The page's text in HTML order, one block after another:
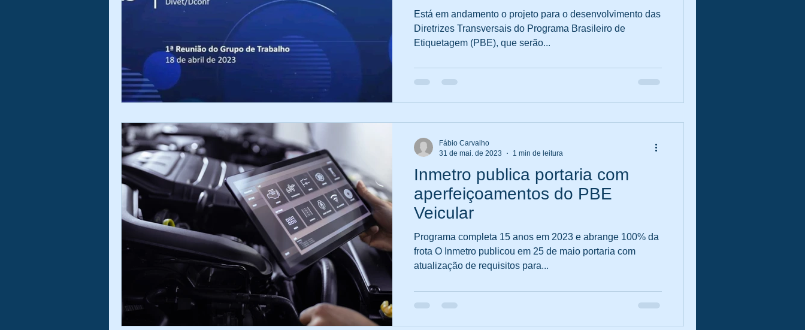
Está em andamento o projeto para o desenvolvimento das
Diretrizes Transversais do Programa Brasileiro de
Etiquetagem (PBE), que serão...
Inmetro publica portaria com
aperfeiçoamentos do PBE
Veicular
Programa completa 15 anos em 2023 e abrange 100% da
frota O Inmetro publicou em 25 de maio portaria com
atualização de requisitos para...
Fábio Carvalho
31 de mai. de 2023
1 min de leitura